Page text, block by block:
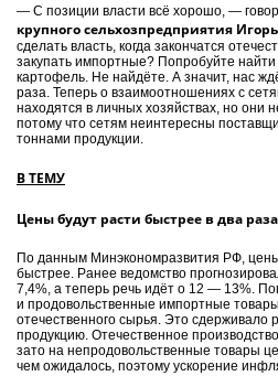
— С позиции власти всё хорошо, —
крупного сельхозпредприятия
сделать власть, когда закончатся
закупать импортные? Попробуйте
картофель. Не найдёте. А значит, нас
раза. Теперь о взаимо­отношениях с
находятся в личных хозяйствах, но они
потому что сетям неинтересны
тоннами продукции.
В ТЕМУ
Цены будут расти быстрее в два раза
По данным Минэкономразвития РФ, цены
быстрее. Ранее ведомство
7,4%, а теперь речь идёт о 12 — 13%.
и продовольственные импортные
отечественного сырья. Это сдерживало
продукцию. Отечественное
зато на непродовольственные товары
чем ожидалось, поэтому ускорение